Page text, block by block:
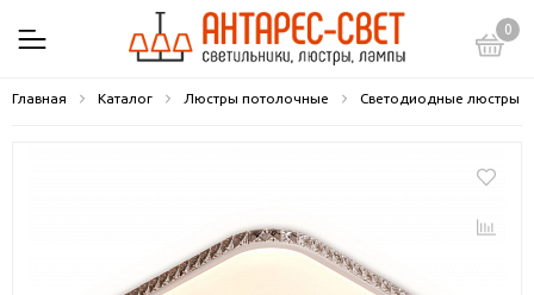
0
Главная Каталог Люстры потолочные Светодиодные люстры